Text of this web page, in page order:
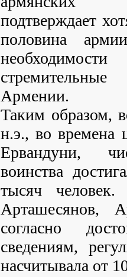
подтверждает
половина
Армении.
Таким образом,
н.э., во времена
Ервандуни,
воинства
тысяч
Арташесянов,
согласно
сведениям,
насчитывала от